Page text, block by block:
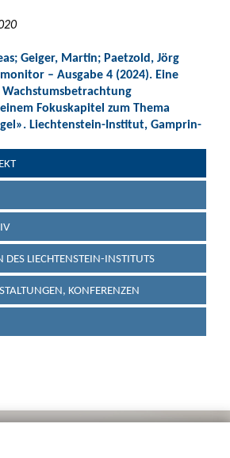
Geiger, Martin; Paetzold, Jörg
– Ausgabe 4 (2024). Eine
Fokuskapitel zum Thema
Liechtenstein-Institut, Gamprin-
DES LIECHTENSTEIN-INSTITUTS
KONFERENZEN